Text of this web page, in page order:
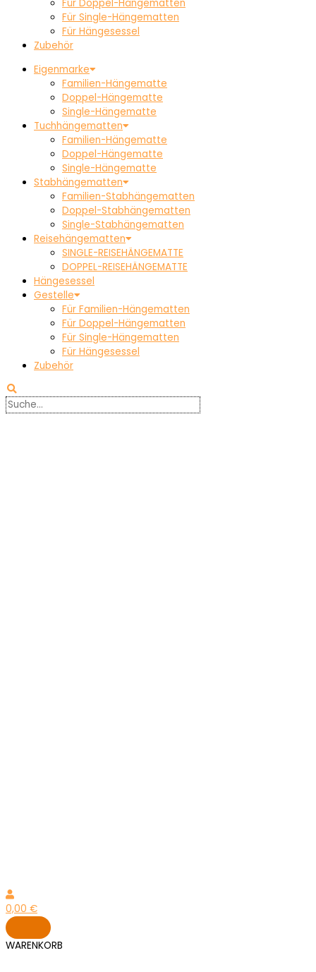
Für Doppel-Hängematten
Für Single-Hängematten
Für Hängesessel
Zubehör
Eigenmarke
Familien-Hängematte
Doppel-Hängematte
Single-Hängematte
Tuchhängematten
Familien-Hängematte
Doppel-Hängematte
Single-Hängematte
Stabhängematten
Familien-Stabhängematten
Doppel-Stabhängematten
Single-Stabhängematten
Reisehängematten
SINGLE-REISEHÄNGEMATTE
DOPPEL-REISEHÄNGEMATTE
Hängesessel
Gestelle
Für Familien-Hängematten
Für Doppel-Hängematten
Für Single-Hängematten
Für Hängesessel
Zubehör
0,00 €
WARENKORB